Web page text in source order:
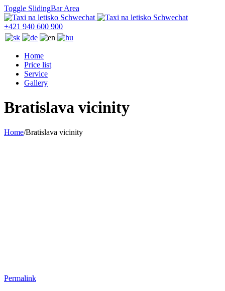
Toggle SlidingBar Area
+421 940 600 900
Home
Price list
Service
Gallery
Bratislava vicinity
Home/Bratislava vicinity
Permalink